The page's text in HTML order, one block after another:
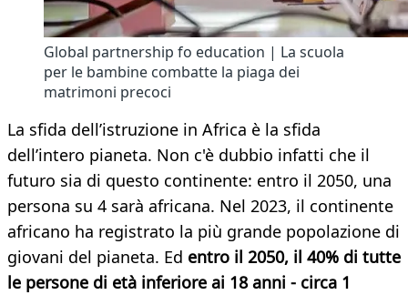
Global partnership fo education | La scuola
per le bambine combatte la piaga dei
matrimoni precoci
La sfida dell’istruzione in Africa è la sfida
dell’intero pianeta. Non c'è dubbio infatti che il
futuro sia di questo continente: entro il 2050, una
persona su 4 sarà africana. Nel 2023, il continente
africano ha registrato la più grande popolazione di
giovani del pianeta. Ed entro il 2050, il 40% di tutte
le persone di età inferiore ai 18 anni - circa 1